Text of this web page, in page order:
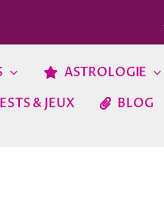
ASTROLOGIE
& JEUX BLOG